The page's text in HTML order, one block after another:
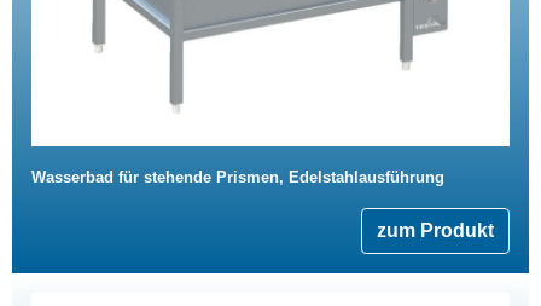
Wasserbad für stehende Prismen, Edelstahlausführung
zum Produkt